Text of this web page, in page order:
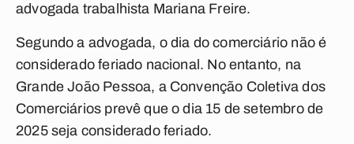
advogada trabalhista Mariana Freire.
Segundo a advogada, odia do comerciário não é
considerado feriado nacional. No entanto, na
Grande João Pessoa, a Convenção Coletiva dos
Comerciários prevê que o dia 15 de setembro de
2025 seja considerado feriado.